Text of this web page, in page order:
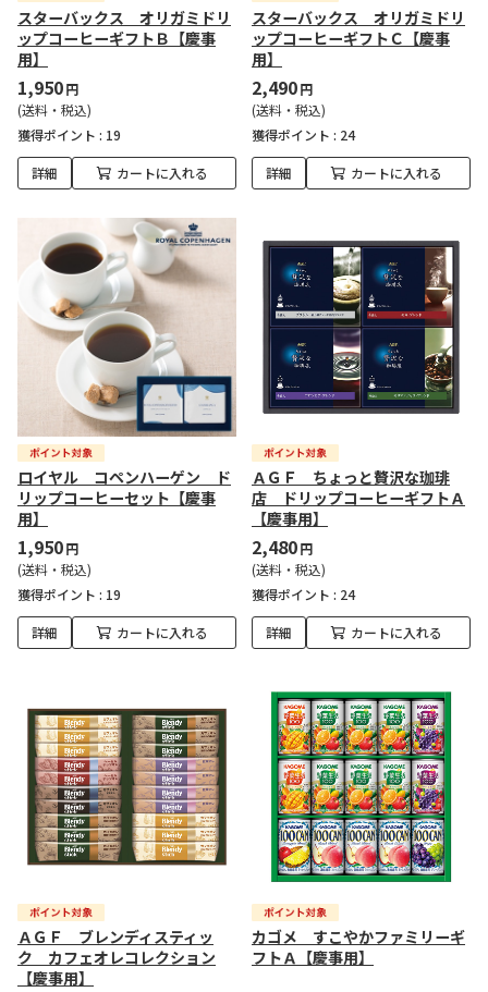
スターバックス オリガミドリ
ップコーヒーギフトＢ【慶事
用】
1,950円
(送料・税込)
獲得ポイント : 19
詳細 カートに入れる
スターバックス オリガミドリ
ップコーヒーギフトＣ【慶事
用】
2,490円
(送料・税込)
獲得ポイント : 24
詳細 カートに入れる
ロイヤル コペンハーゲン ド
リップコーヒーセット【慶事
用】
1,950円
(送料・税込)
獲得ポイント : 19
詳細 カートに入れる
ＡＧＦ ちょっと贅沢な珈琲
店 ドリップコーヒーギフトＡ
【慶事用】
2,480円
(送料・税込)
獲得ポイント : 24
詳細 カートに入れる
ＡＧＦ ブレンディスティッ
ク カフェオレコレクション
【慶事用】
カゴメ すこやかファミリーギ
フトＡ【慶事用】